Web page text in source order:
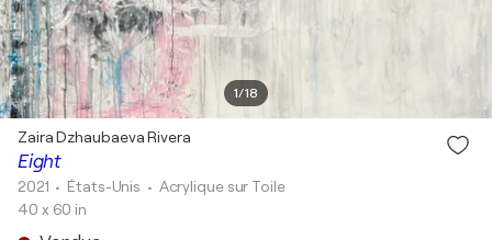
1/18
Eight
Zaira Dzhaubaeva Rivera
2021 • États-Unis • Acrylique sur Toile
40 x 60 in